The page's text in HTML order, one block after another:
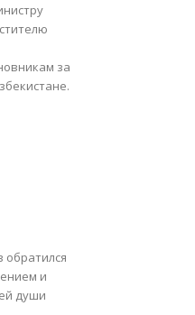
за
и